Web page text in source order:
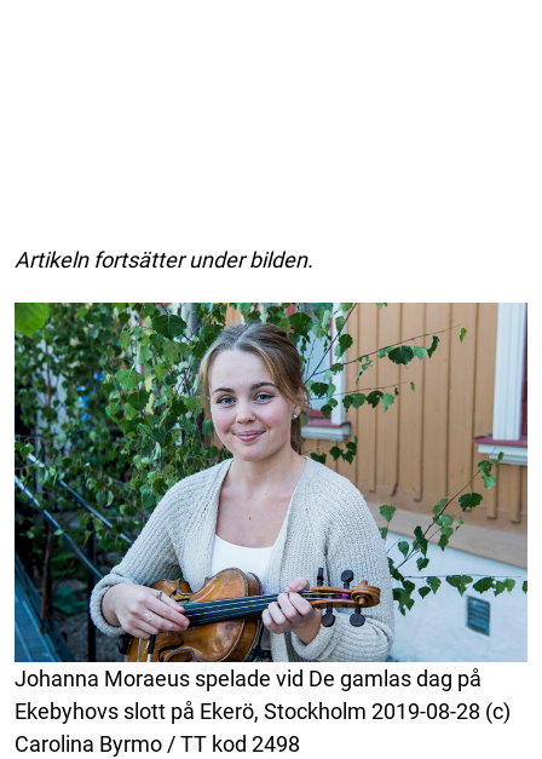
Artikeln fortsätter under bilden.
Johanna Moraeus spelade vid De gamlas dag på
Ekebyhovs slott på Ekerö, Stockholm 2019-08-28 (c)
Carolina Byrmo / TT kod 2498